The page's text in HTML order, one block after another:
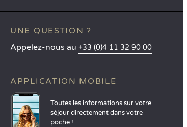
UNE QUESTION ?
Appelez-nous au +33 (0)4 11 32 90 00
APPLICATION MOBILE
Toutes les informations sur votre
séjour directement dans votre
poche !